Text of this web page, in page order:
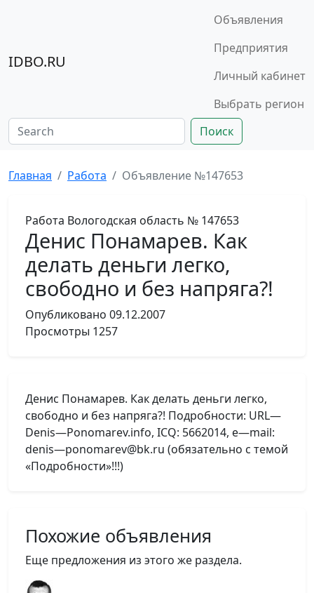
IDBO.RU
Объявления
Предприятия
Личный кабинет
Выбрать регион
Поиск
Главная Работа Объявление №147653
Работа Вологодская область № 147653
Денис Понамарев. Как
делать деньги легко,
свободно и без напряга?!
Опубликовано 09.12.2007
Просмотры 1257
Денис Понамарев. Как делать деньги легко,
свободно и без напряга?! Подробности: URL—
Denis—Ponomarev.info, ICQ: 5662014, e—mail:
denis—ponomarev@bk.ru (обязательно с темой
«Подробности»!!!)
Похожие объявления
Еще предложения из этого же раздела.